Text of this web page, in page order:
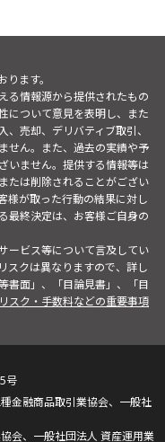
ます。
る情報源から提供されたもの
について意見を表明し、また
売却、デリバティブ取引、
せん。また、過去の実績や予
いません。提供する情報等は
たは削除されることがござい
様が取った行動の結果に対し
最終決定は、お客様ご自身の
ービス等について言及してい
スクは異なりますので、詳し
書面」、「目論見書」、「目
リスク・手数料などの重要事項
号
金融商品取引業協会、一般社
会、一般社団法人 資産運用業